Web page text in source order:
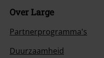
Over Large
Partnerprogramma's
Duurzaamheid